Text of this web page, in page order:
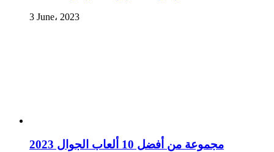
3 June، 2023
مجموعة من أفضل 10 ألعاب الجوال 2023